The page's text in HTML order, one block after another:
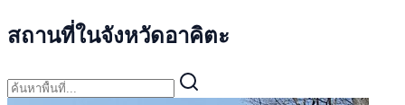
สถานที่ในจังหวัดอาคิตะ